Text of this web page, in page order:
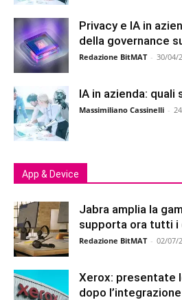
Privacy e IA in
della governance
Redazione BitMAT - 30/04/
IA in azienda: quali
Massimiliano Cassinelli -
App & Device
Jabra amplia la
supporta ora tutti i
Redazione BitMAT - 02/07/
Xerox: presentate
dopo